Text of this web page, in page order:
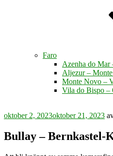
Faro
Azenha do Mar
Aljezur –
Monte Novo –
Vila do Bispo –
Publicerat
oktober 2, 2023oktober 21, 2023
Bullay – Bernkastel-